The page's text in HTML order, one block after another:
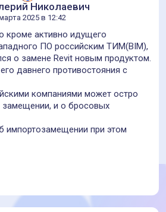
Николаевич
2025 в 12:42
кроме активно идущего
ПО российским ТИМ(BIM),
о замене Revit новым продуктом.
давнего противостояния с
компаниями может остро
замещении, и о бросовых
импортозамещении при этом